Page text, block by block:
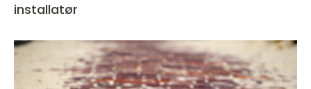
installatør